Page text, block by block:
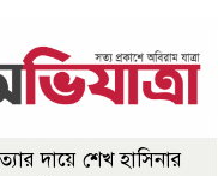
দায়ে শেখ হাসিনার